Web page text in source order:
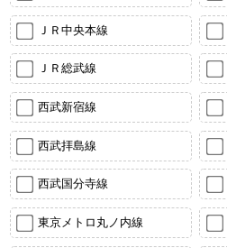
ＪＲ中央本線
ＪＲ総武線
西武新宿線
西武拝島線
西武国分寺線
東京メトロ丸ノ内線